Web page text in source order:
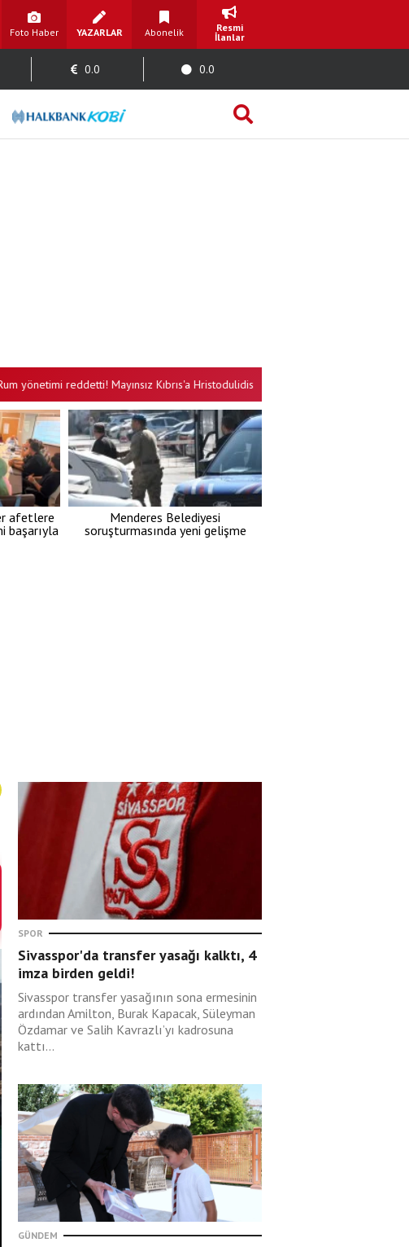
Foto Haber YAZARLAR Abonelik
Resmi
İlanlar
0.0 0.0
reddetti! Mayınsız Kıbrıs'a Hristodulidis engeli
afetlere
başarıyla
Menderes Belediyesi
soruşturmasında yeni gelişme
SPOR
Sivasspor'da transfer yasağı kalktı, 4
imza birden geldi!
Sivasspor transfer yasağının sona ermesinin
ardından Amilton, Burak Kapacak, Süleyman
Özdamar ve Salih Kavrazlı’yı kadrosuna
kattı...
GÜNDEM